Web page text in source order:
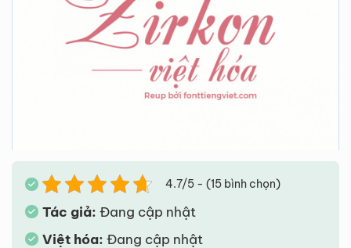
4.7/5 - (15 bình chọn)
Tác giả: Đang cập nhật
Việt hóa: Đang cập nhật